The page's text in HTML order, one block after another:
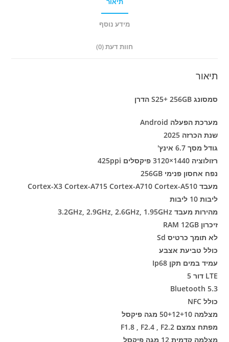
מידע נוסף
חוות דעת (0)
תיאור
סמסונג S25+ 256GB⁩ הדרן
מערכת הפעלה Android
שנת הכרזה 2025
גודל מסך 6.7 אינץ'
רזולוציה 1440×3120 פיקסלים 425ppi
נפח אחסון פנימי 256GB
מעבד Cortex-X3 Cortex-A715 Cortex-A710 Cortex-A510
ליבות 10 ליבות
מהירות מעבד 3.2GHz, 2.9GHz, 2.6GHz, 1.95GHz
זיכרון RAM 12GB
לא תומך כרטיס Sd
כולל טביעת אצבע
עמיד במים תקן Ip68
LTE דור 5
Bluetooth 5.3
כולל NFC
מצלמה 50+12+10 מגה פיקסל
מפתח צמצם F1.8 , F2.4 , F2.2
מצלמה קדמית 12 מגה פיקסל